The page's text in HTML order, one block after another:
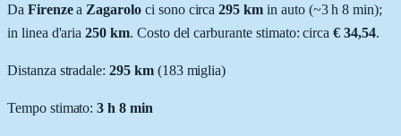
Da Firenzea Zagarolo ci sono circa 295 km in auto (~3 h 8 min);
in linea d'aria250 km. Costo del carburante stimato: circa € 34,54.
Distanza stradale:295km (183miglia)
Tempo stimato:3 h 8 min